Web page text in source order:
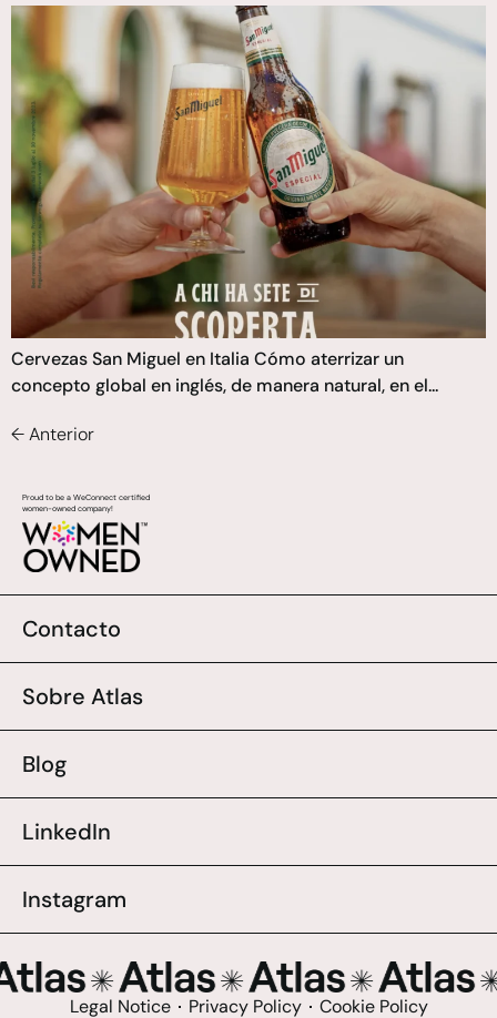
Cervezas San Miguel en Italia Cómo aterrizar un
concepto global en inglés, de manera natural, en el...
←Anterior
Proud to be a WeConnect certified
women-owned company!
Contacto
Sobre Atlas
Blog
LinkedIn
Instagram
Legal Notice Privacy Policy Cookie Policy